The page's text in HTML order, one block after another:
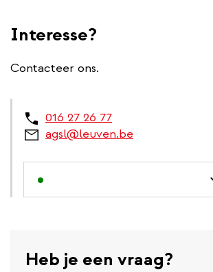
Interesse?
Contacteer ons.
016 27 26 77
agsl@leuven.be
Heb je een vraag?